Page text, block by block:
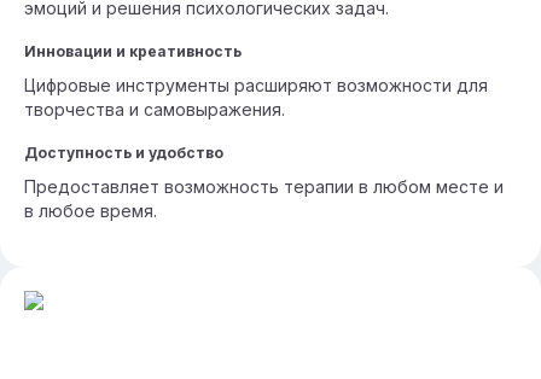
эмоций и решения психологических задач.
Инновации и креативность
Цифровые инструменты расширяют возможности для
творчества и самовыражения.
Доступность и удобство
Предоставляет возможность терапии в любом месте и
в любое время.